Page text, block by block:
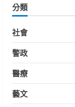
分類
社會
警政
醫療
藝文